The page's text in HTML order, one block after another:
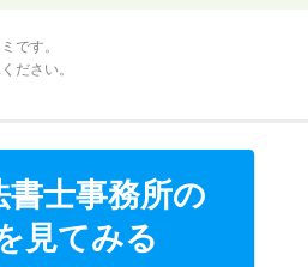
です。
ださい。
士事務所の
見てみる